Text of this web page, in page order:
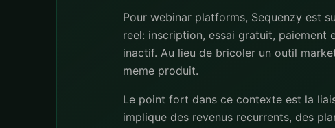
Pour webinar platforms, Sequenzy est
reel: inscription, essai gratuit, paiement
inactif. Au lieu de bricoler un outil
meme produit.
Le point fort dans ce contexte est la
implique des revenus recurrents, des